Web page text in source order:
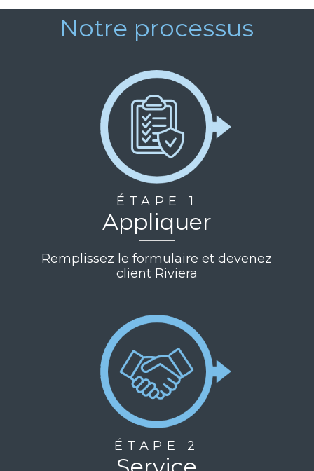
Notre processus
ÉTAPE 1
Appliquer
Remplissez le formulaire et devenez
client Riviera
ÉTAPE 2